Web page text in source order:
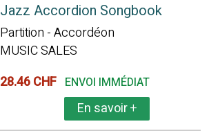
Jazz Accordion Songbook
Partition - Accordéon
MUSIC SALES
28.46 CHF ENVOI IMMÉDIAT
En savoir+